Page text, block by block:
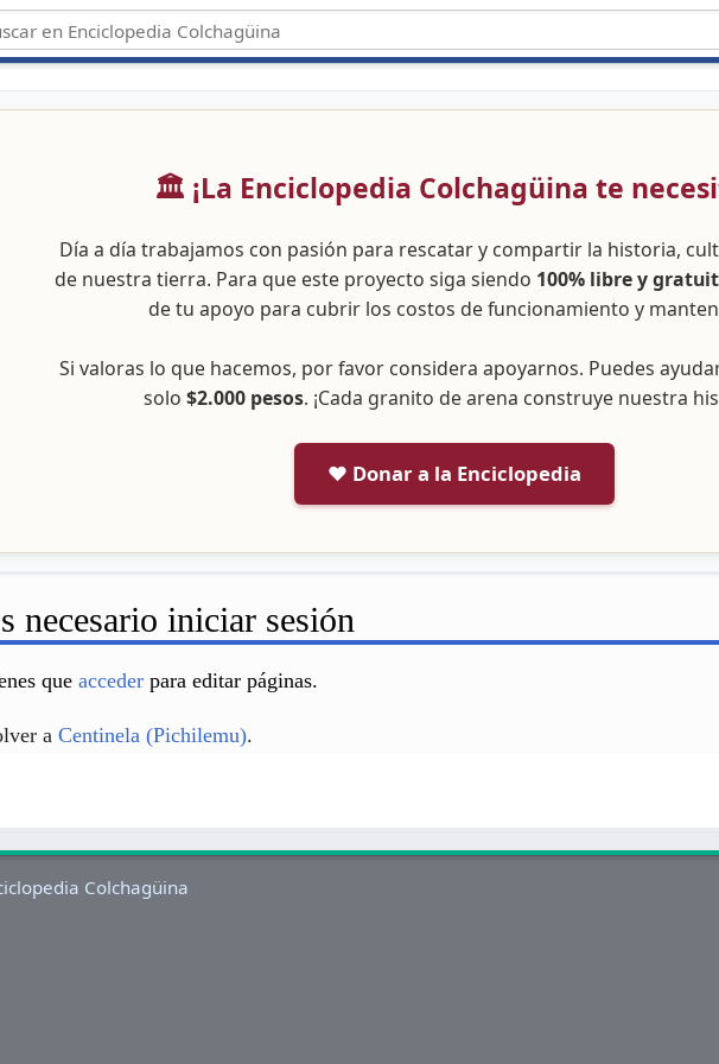
🏛️ ¡La Enciclopedia Colchagüina te
Día a día trabajamos con pasión para rescatar y compartir la historia,
de nuestra tierra. Para que este proyecto siga siendo 100% libre y
de tu apoyo para cubrir los costos de funcionamiento y
Si valoras lo que hacemos, por favor considera apoyarnos. Puedes
solo $2.000 pesos. ¡Cada granito de arena construye nuestra
❤️ Donar a la Enciclopedia
necesario iniciar sesión
queacceder para editar páginas.
aCentinela (Pichilemu).
Colchagüina